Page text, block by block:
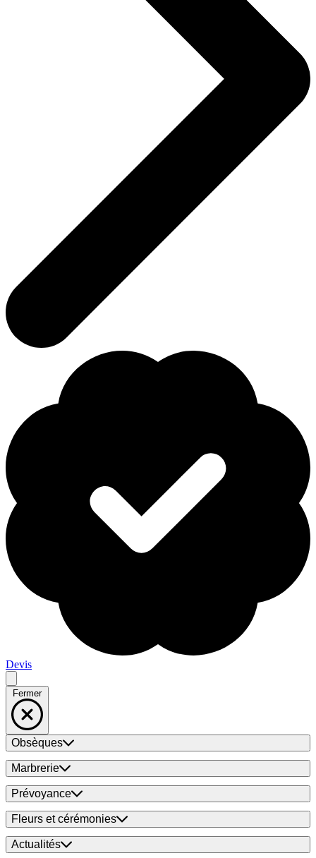
Devis
Fermer
Obsèques
Marbrerie
Prévoyance
Fleurs et cérémonies
Actualités